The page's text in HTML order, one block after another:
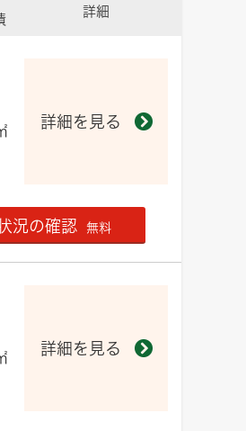
詳細
詳細を見る
況の確認 無料
詳細を見る